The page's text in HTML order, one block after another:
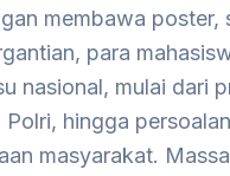
membawa
para
nasional, mulai dari
Polri, hingga
masyarakat.